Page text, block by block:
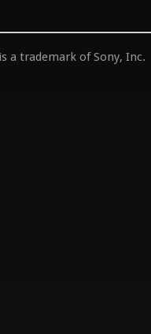
a trademark of Sony, Inc.